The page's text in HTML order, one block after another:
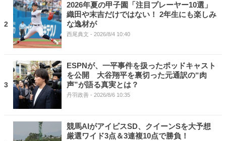
2
2026年夏の甲子園「注目プレーヤー10選」
織田や末吉だけではない！ 2年生にも楽しみ
な逸材が
西尾典文 - 2026/8/4 10:40
3
ESPNが、一平事件を扱ったポッドキャスト
を公開 大谷翔平を裏切った元通訳の“肉
声”が語る真実とは？
丹羽政善 - 2026/8/6 10:35
競馬AIがアイビスSD、クイーンSを大予想
厳選ワイド3点＆3連複10点で勝負！